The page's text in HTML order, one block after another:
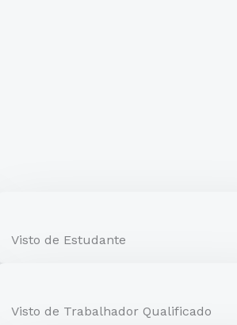
Visto de Estudante
Visto de Trabalhador Qualificado